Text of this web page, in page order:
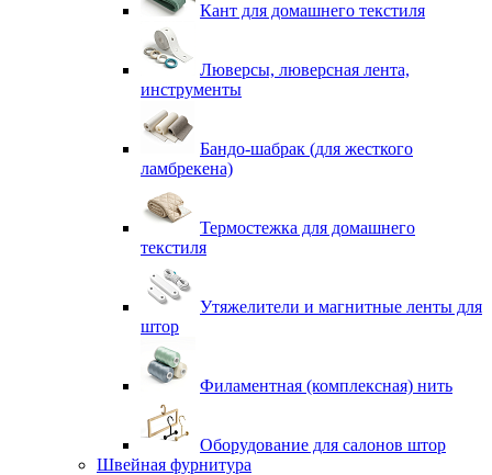
Кант для домашнего текстиля
Люверсы, люверсная лента,
инструменты
Бандо-шабрак (для жесткого
ламбрекена)
Термостежка для домашнего
текстиля
Утяжелители и магнитные ленты для
штор
Филаментная (комплексная) нить
Оборудование для салонов штор
Швейная фурнитура